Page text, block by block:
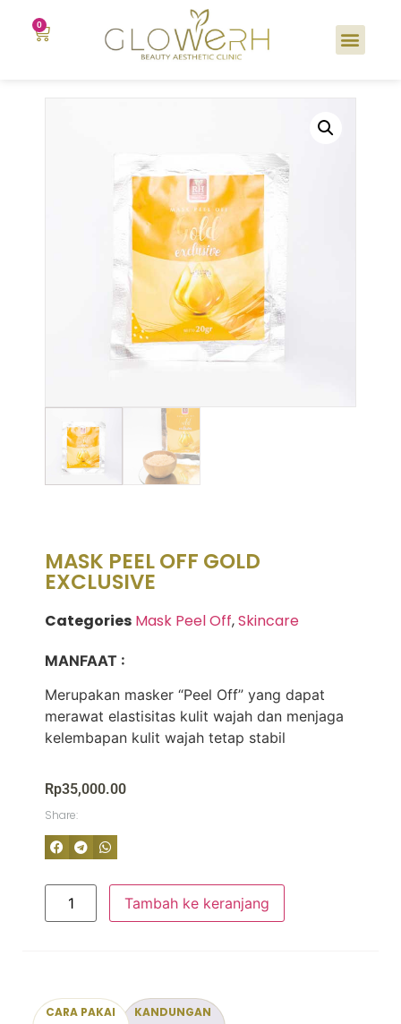
MASK PEEL OFF GOLD
EXCLUSIVE
Categories Mask Peel Off,Skincare
MANFAAT :
Merupakan masker “Peel Off” yang dapat
merawat elastisitas kulit wajah dan menjaga
kelembapan kulit wajah tetap stabil
Rp35,000.00
Share:
Tambah ke keranjang
CARA PAKAI KANDUNGAN